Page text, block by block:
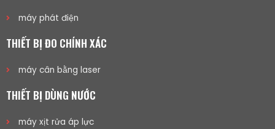
máy phát điện
THIẾT BỊ ĐO CHÍNH XÁC
máy cân bằng laser
THIẾT BỊ DÙNG NƯỚC
máy xịt rửa áp lực